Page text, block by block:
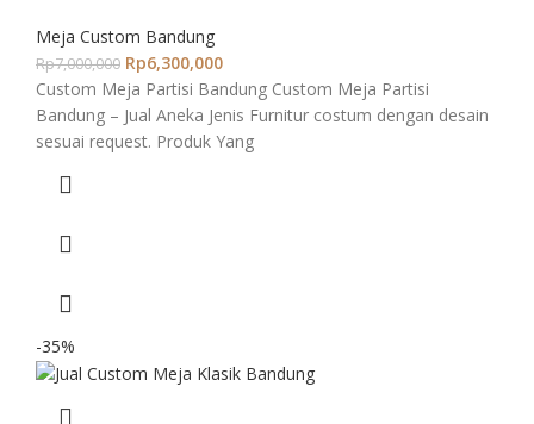
Meja Custom Bandung
Rp7,000,000 Rp6,300,000
Custom Meja Partisi Bandung Custom Meja Partisi
Bandung – Jual Aneka Jenis Furnitur costum dengan desain
sesuai request. Produk Yang
-35%